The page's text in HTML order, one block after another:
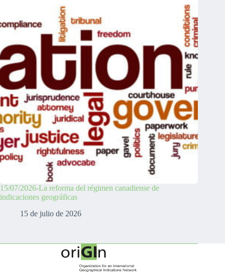
15/07/2026-La reforma del régimen canadiense de
indicaciones geográficas
15 de julio de 2026